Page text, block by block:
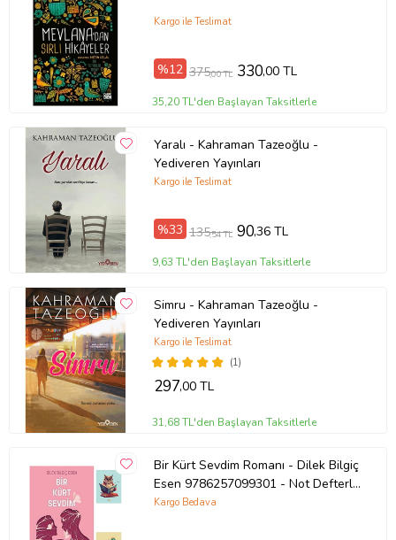
Kargo ile Teslimat
%12 375,00 TL 330,00 TL
35,20 TL'den Başlayan Taksitlerle
Yaralı - Kahraman Tazeoğlu -
Yediveren Yayınları
Kargo ile Teslimat
%33 135,54 TL 90,36 TL
9,63 TL'den Başlayan Taksitlerle
Simru - Kahraman Tazeoğlu -
Yediveren Yayınları
(1)
Kargo ile Teslimat
297,00 TL
31,68 TL'den Başlayan Taksitlerle
Bir Kürt Sevdim Romanı - Dilek Bilgiç
Esen 9786257099301 - Not Defterli
Seti (Renksiz)
Kargo Bedava